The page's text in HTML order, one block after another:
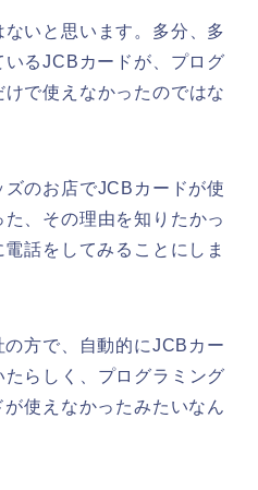
いと思います。多分、多
いるJCBカードが、プログ
で使えなかったのではな
のお店でJCBカードが使
、その理由を知りたかっ
話をしてみることにしま
方で、自動的にJCBカー
たらしく、プログラミング
使えなかったみたいなん